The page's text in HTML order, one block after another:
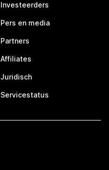
Investeerders
Pers en media
Partners
Affiliates
Juridisch
Servicestatus